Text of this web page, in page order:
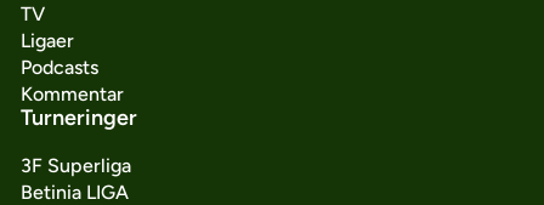
TV
Ligaer
Podcasts
Kommentar
Turneringer
3F Superliga
Betinia LIGA